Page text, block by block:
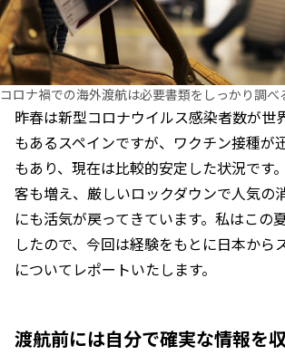
コロナ禍での海外渡航は必要書類をしっかり調べ
昨春は新型コロナウイルス感染者数が世
もあるスペインですが、ワクチン接種が
もあり、現在は比較的安定した状況です
客も増え、厳しいロックダウンで人気の
にも活気が戻ってきています。私はこの
したので、今回は経験をもとに日本から
についてレポートいたします。
渡航前には自分で確実な情報を